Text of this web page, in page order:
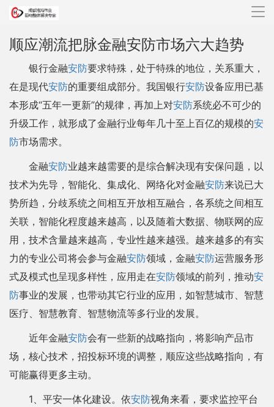
导
顺应潮流把脉金融安防市场六大趋势
银行金融安防要求特殊，处于特殊的地位，关系重大，
在是现代安防的重要组成部分。我国银行安防设备应用已基
本形成“五年一更新”的规律，再加上对安防系统必不可少的
升级工作，就形成了金融行业每年几十至上百亿的规模的安
防市场需求。
金融安防业越来越需要的是综合解决现有安保问题，以
技术为先导，智能化、集成化、网络化对金融安防来说已大
势所趋，分歧系统之间相互开放相互融合，各系统之间相互
关联，智能化程度越来越高，以及随着大数据、物联网的应
用，技术含量越来越高，专业性越来越强。越来越多的有实
力的专业公司将会参与金融安防领域，金融安防运营服务形
式及模式也呈现多样性，应用走在安防领域的前列，推动安
防事业的发展，也带动其它行业的应用，如智慧城市、智慧
医疗、智慧教育、智慧物流等多行业的发展。
近年金融安防会有一些新的战略指向，将影响产品市
场，核心技术，招投标环境的调整，顺应这些战略指向，有
可能赢得更多主动。
1、平安一体化建设。依安防视角来看，要求监控平台